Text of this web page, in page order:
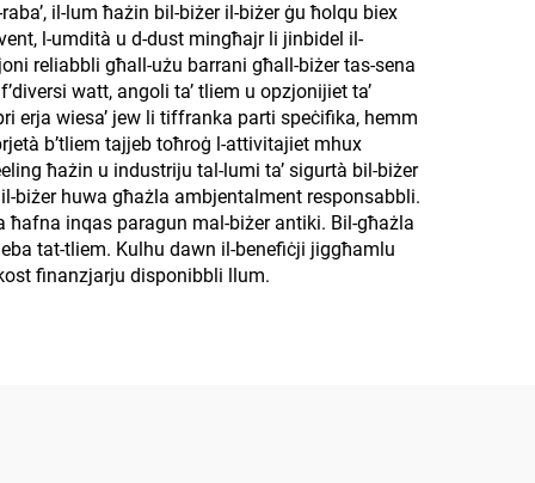
il-lum ħażin bil-biżer il-biżer ġu ħolqu biex
l-umdità u d-dust mingħajr li jinbidel il-
reliabbli għall-użu barrani għall-biżer tas-sena
watt, angoli ta’ tliem u opzjonijiet ta’
erja wiesa’ jew li tiffranka parti speċifika, hemm
b’tliem tajjeb toħroġ l-attivitajiet mhux
ħażin u industriju tal-lumi ta’ sigurtà bil-biżer
biżer huwa għażla ambjentalment responsabbli.
inqas paragun mal-biżer antiki. Bil-għażla
tat-tliem. Kulhu dawn il-benefiċji jiggħamlu
finanzjarju disponibbli llum.